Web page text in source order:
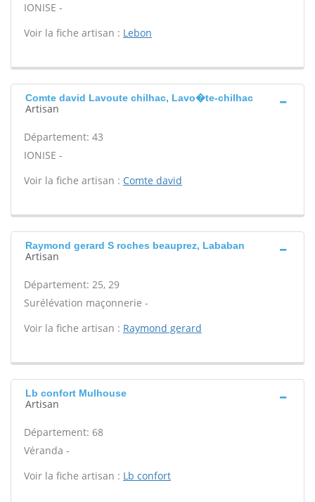
IONISE -
Voir la fiche artisan : Lebon
Comte david Lavoute chilhac, Lavo�te-chilhac
Artisan
Département: 43
IONISE -
Voir la fiche artisan : Comte david
Raymond gerard S roches beauprez, Lababan
Artisan
Département: 25, 29
Surélévation maçonnerie -
Voir la fiche artisan : Raymond gerard
Lb confort Mulhouse
Artisan
Département: 68
Véranda -
Voir la fiche artisan : Lb confort